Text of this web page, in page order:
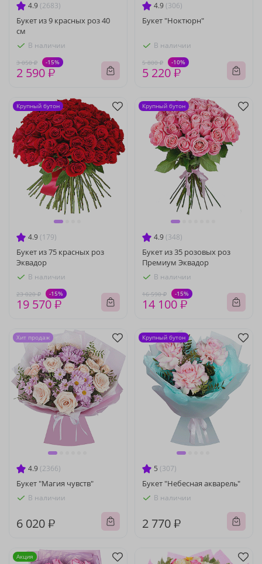
4.9 (2683)
Букет из 9 красных роз 40
см
В наличии
3 050 ₽ -15%
2 590 ₽
4.9 (306)
Букет "Ноктюрн"
В наличии
5 800 ₽ -10%
5 220 ₽
4.9 (179)
Букет из 75 красных роз
Эквадор
В наличии
23 020 ₽ -15%
19 570 ₽
Крупный бутон
4.9 (348)
Букет из 35 розовых роз
Премиум Эквадор
В наличии
16 590 ₽ -15%
14 100 ₽
Крупный бутон
4.9 (2366)
Букет "Магия чувств"
В наличии
6 020 ₽
Хит продаж
5 (307)
Букет "Небесная акварель"
В наличии
2 770 ₽
Крупный бутон
Акция